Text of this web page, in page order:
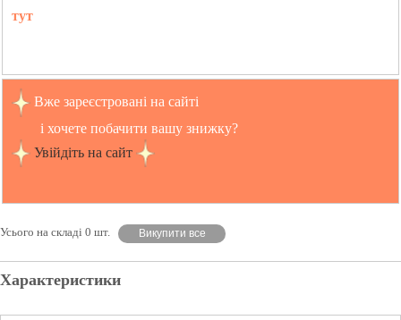
тут
Вже зареєстровані на сайті
і хочете побачити вашу знижку?
Увійдіть на сайт
Усього на складі 0 шт. Викупити все
Характеристики